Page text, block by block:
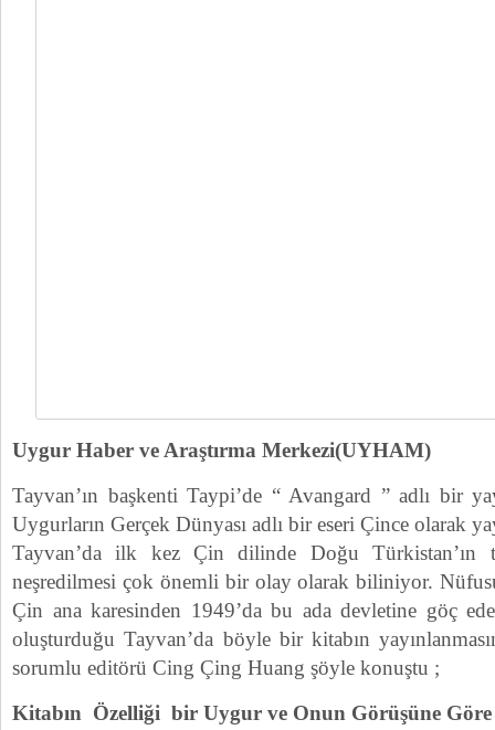
Uygur Haber ve Araştırma Merkezi(UYHAM)
Tayvan’ın başkenti Taypi’de “ Avangard ” adlı bir
Uygurların Gerçek Dünyası adlı bir eseri Çince olarak
Tayvan’da ilk kez Çin dilinde Doğu Türkistan’ın
neşredilmesi çok önemli bir olay olarak biliniyor.
Çin ana karesinden 1949’da bu ada devletine göç
oluşturduğu Tayvan’da böyle bir kitabın
sorumlu editörü Cing Çing Huang şöyle konuştu ;
Kitabın Özelliği bir Uygur ve Onun Görüşüne Göre